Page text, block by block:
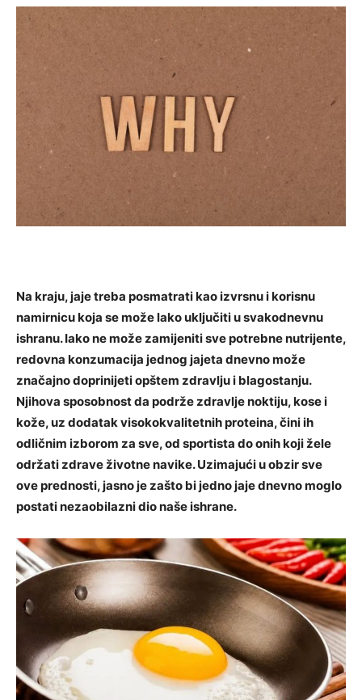
Na kraju, jaje treba posmatrati kao izvrsnu i korisnu
namirnicu koja se može lako uključiti u svakodnevnu
ishranu. Iako ne može zamijeniti sve potrebne nutrijente,
redovna konzumacija jednog jajeta dnevno može
značajno doprinijeti opštem zdravlju i blagostanju.
Njihova sposobnost da podrže zdravlje noktiju, kose i
kože, uz dodatak visokokvalitetnih proteina, čini ih
odličnim izborom za sve, od sportista do onih koji žele
održati zdrave životne navike. Uzimajući u obzir sve
ove prednosti, jasno je zašto bi jedno jaje dnevno moglo
postati nezaobilazni dio naše ishrane.